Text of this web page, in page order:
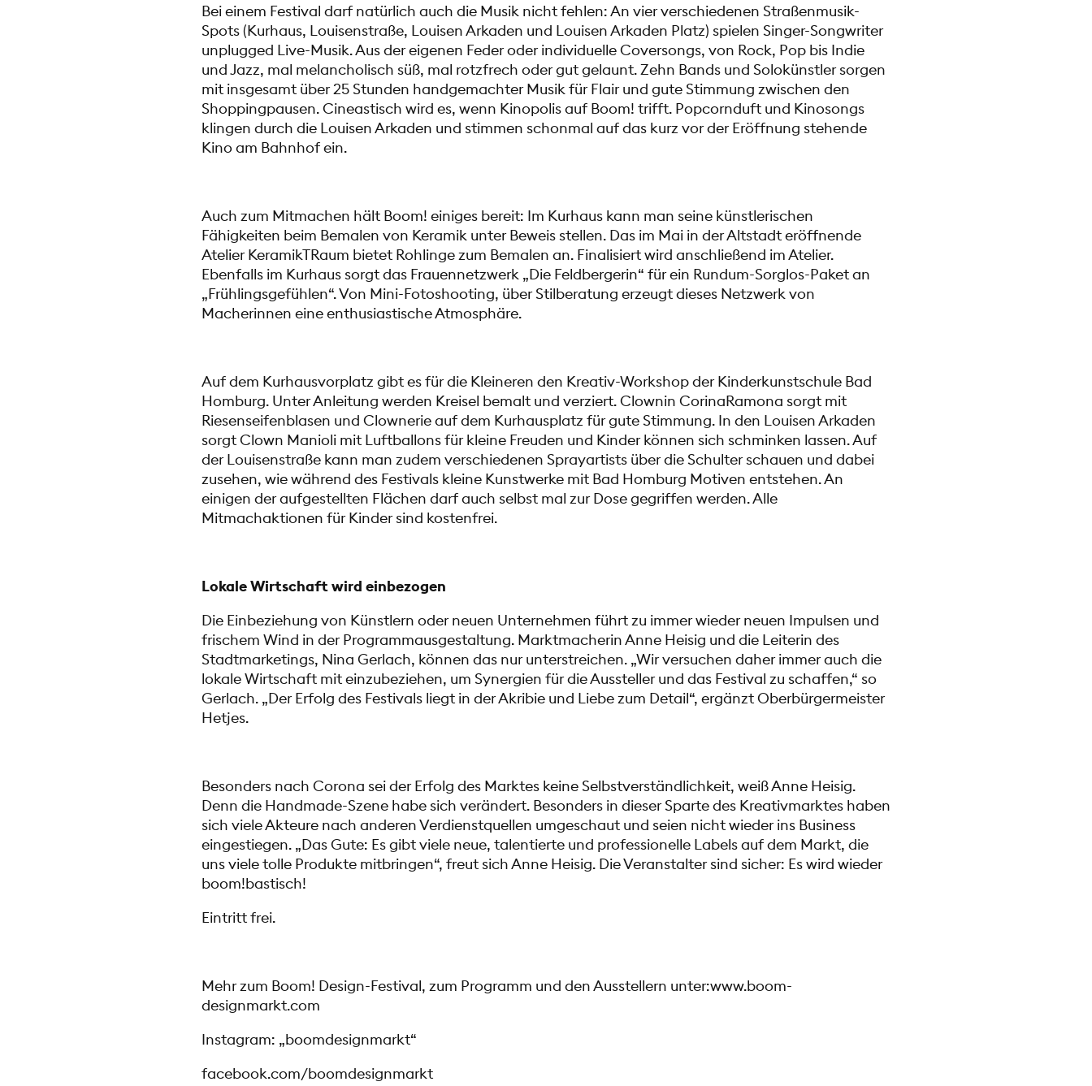
Bei einem Festival darf natürlich auch die Musik nicht fehlen: An vier verschiedenen Straßenmusik-
Spots (Kurhaus, Louisenstraße, Louisen Arkaden und Louisen Arkaden Platz) spielen Singer-Songwriter
unplugged Live-Musik. Aus der eigenen Feder oder individuelle Coversongs, von Rock, Pop bis Indie
und Jazz, mal melancholisch süß, mal rotzfrech oder gut gelaunt. Zehn Bands und Solokünstler sorgen
mit insgesamt über 25 Stunden handgemachter Musik für Flair und gute Stimmung zwischen den
Shoppingpausen. Cineastisch wird es, wenn Kinopolis auf Boom! trifft. Popcornduft und Kinosongs
klingen durch die Louisen Arkaden und stimmen schonmal auf das kurz vor der Eröffnung stehende
Kino am Bahnhof ein.
Auch zum Mitmachen hält Boom! einiges bereit: Im Kurhaus kann man seine künstlerischen
Fähigkeiten beim Bemalen von Keramik unter Beweis stellen. Das im Mai in der Altstadt eröffnende
Atelier KeramikTRaum bietet Rohlinge zum Bemalen an. Finalisiert wird anschließend im Atelier.
Ebenfalls im Kurhaus sorgt das Frauennetzwerk „Die Feldbergerin“ für ein Rundum-Sorglos-Paket an
„Frühlingsgefühlen“. Von Mini-Fotoshooting, über Stilberatung erzeugt dieses Netzwerk von
Macherinnen eine enthusiastische Atmosphäre.
Auf dem Kurhausvorplatz gibt es für die Kleineren den Kreativ-Workshop der Kinderkunstschule Bad
Homburg. Unter Anleitung werden Kreisel bemalt und verziert. Clownin CorinaRamona sorgt mit
Riesenseifenblasen und Clownerie auf dem Kurhausplatz für gute Stimmung. In den Louisen Arkaden
sorgt Clown Manioli mit Luftballons für kleine Freuden und Kinder können sich schminken lassen. Auf
der Louisenstraße kann man zudem verschiedenen Sprayartists über die Schulter schauen und dabei
zusehen, wie während des Festivals kleine Kunstwerke mit Bad Homburg Motiven entstehen. An
einigen der aufgestellten Flächen darf auch selbst mal zur Dose gegriffen werden. Alle
Mitmachaktionen für Kinder sind kostenfrei.
Lokale Wirtschaft wird einbezogen
Die Einbeziehung von Künstlern oder neuen Unternehmen führt zu immer wieder neuen Impulsen und
frischem Wind in der Programmausgestaltung. Marktmacherin Anne Heisig und die Leiterin des
Stadtmarketings, Nina Gerlach, können das nur unterstreichen. „Wir versuchen daher immer auch die
lokale Wirtschaft mit einzubeziehen, um Synergien für die Aussteller und das Festival zu schaffen,“ so
Gerlach. „Der Erfolg des Festivals liegt in der Akribie und Liebe zum Detail“, ergänzt Oberbürgermeister
Hetjes.
Besonders nach Corona sei der Erfolg des Marktes keine Selbstverständlichkeit, weiß Anne Heisig.
Denn die Handmade-Szene habe sich verändert. Besonders in dieser Sparte des Kreativmarktes haben
sich viele Akteure nach anderen Verdienstquellen umgeschaut und seien nicht wieder ins Business
eingestiegen. „Das Gute: Es gibt viele neue, talentierte und professionelle Labels auf dem Markt, die
uns viele tolle Produkte mitbringen“, freut sich Anne Heisig. Die Veranstalter sind sicher: Es wird wieder
boom!bastisch!
Eintritt frei.
Mehr zum Boom! Design-Festival, zum Programm und den Ausstellern unter:www.boom-
designmarkt.com
Instagram: „boomdesignmarkt“
facebook.com/boomdesignmarkt